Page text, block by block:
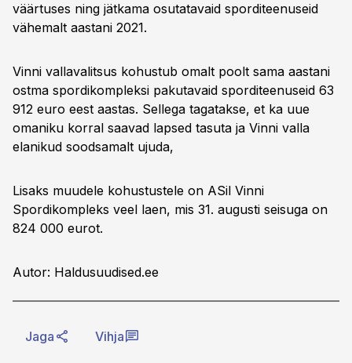
väärtuses ning jätkama osutatavaid sporditeenuseid
vähemalt aastani 2021.
Vinni vallavalitsus kohustub omalt poolt sama aastani
ostma spordikompleksi pakutavaid sporditeenuseid 63
912 euro eest aastas. Sellega tagatakse, et ka uue
omaniku korral saavad lapsed tasuta ja Vinni valla
elanikud soodsamalt ujuda,
Lisaks muudele kohustustele on ASil Vinni
Spordikompleks veel laen, mis 31. augusti seisuga on
824 000 eurot.
Autor: Haldusuudised.ee
Jaga Vihja